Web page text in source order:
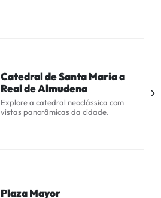
Catedral de Santa Maria a
Real de Almudena
Explore a catedral neoclássica com
vistas panorâmicas da cidade.
Plaza Mayor